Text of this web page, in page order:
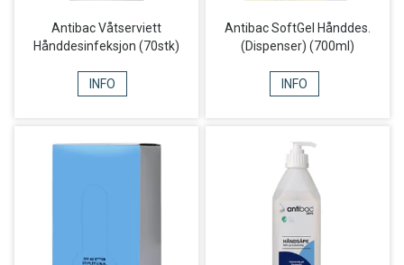
Antibac Våtserviett
Hånddesinfeksjon (70stk)
INFO
Antibac SoftGel Hånddes.
(Dispenser) (700ml)
INFO